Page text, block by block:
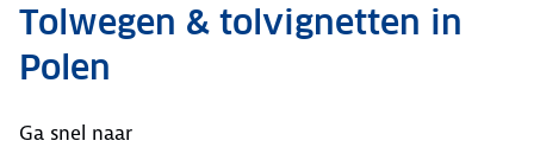
Tolwegen & tolvignetten in
Polen
Ga snel naar